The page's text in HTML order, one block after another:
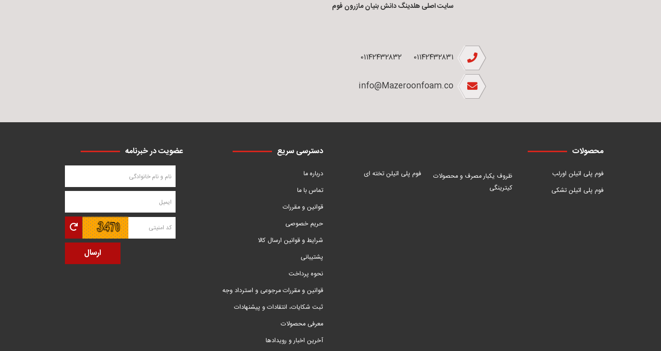
سایت اصلی هلدینگ دانش بنیان مازرون فوم
۰۱۱۴۲۴۳۲۸۳۱ ۰۱۱۴۲۴۳۲۸۳۲
info@Mazeroonfoam.co
محصولات
فوم پلی اتیلن اورلب
فوم پلی اتیلن تشکی
ظروف یکبار مصرف و محصولات
کیترینگی
فوم پلی اتیلن تخته ای
دسترسی سریع
درباره ما
تماس با ما
قوانین و مقررات
حریم خصوصی
شرایط و قوانین ارسال کالا
پشتیبانی
نحوه پرداخت
قوانین و مقررات مرجوعی و استرداد وجه
ثبت شکایات، انتقادات و پیشنهادات
معرفی محصولات
آخرین اخبار و رویدادها
عضویت در خبرنامه